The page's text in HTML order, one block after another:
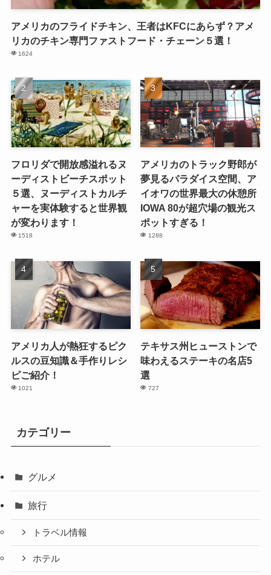
アメリカのフライドチキン、王者はKFCにあらず？アメ
リカのチキン専門ファストフード・チェーン５選！
1624
フロリダで開放感溢れるヌ
ーディストビーチスポット
５選、ヌーディストカルチ
ャーを実体験すると世界観
が変わります！
1518
アメリカのトラック野郎が
夢見るパラダイス空間、ア
イオワの世界最大の休憩所
IOWA 80が超穴場の観光ス
ポットすぎる！
1288
アメリカ人が熱狂するピク
ルスの豆知識＆手作りレシ
ピご紹介！
1021
テキサス州ヒューストンで
味わえるステーキの名店5
選
727
カテゴリー
グルメ
旅行
トラベル情報
ホテル